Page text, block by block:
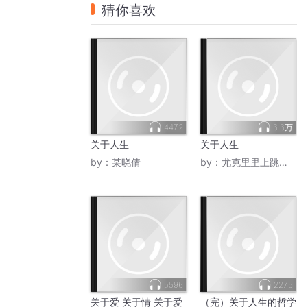
猜你喜欢
4472
关于人生
by： 某晓倩
6.6万
关于人生
by： 尤克里里上跳舞的月亮
5596
关于爱 关于情 关于爱
2275
（完）关于人生的哲学